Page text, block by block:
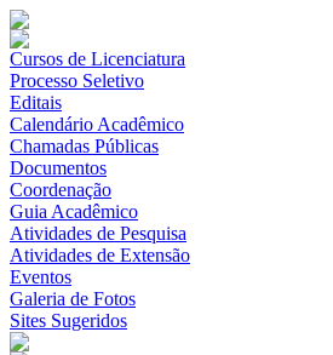
Cursos de Licenciatura
Processo Seletivo
Editais
Calendário Acadêmico
Chamadas Públicas
Documentos
Coordenação
Guia Acadêmico
Atividades de Pesquisa
Atividades de Extensão
Eventos
Galeria de Fotos
Sites Sugeridos